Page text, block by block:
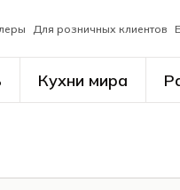
Для розничных клиентов
Кухни мира